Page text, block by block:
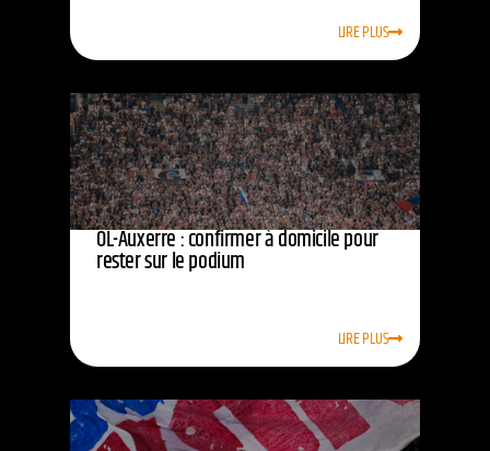
LIRE PLUS
OL-Auxerre : confirmer à domicile pour
rester sur le podium
LIRE PLUS